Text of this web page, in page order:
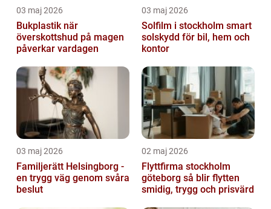
03 maj 2026
Bukplastik när
överskottshud på magen
påverkar vardagen
03 maj 2026
Solfilm i stockholm smart
solskydd för bil, hem och
kontor
03 maj 2026
Familjerätt Helsingborg -
en trygg väg genom svåra
beslut
02 maj 2026
Flyttfirma stockholm
göteborg så blir flytten
smidig, trygg och prisvärd